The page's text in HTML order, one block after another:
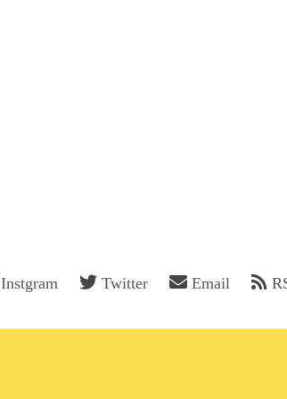
Instgram Twitter Email